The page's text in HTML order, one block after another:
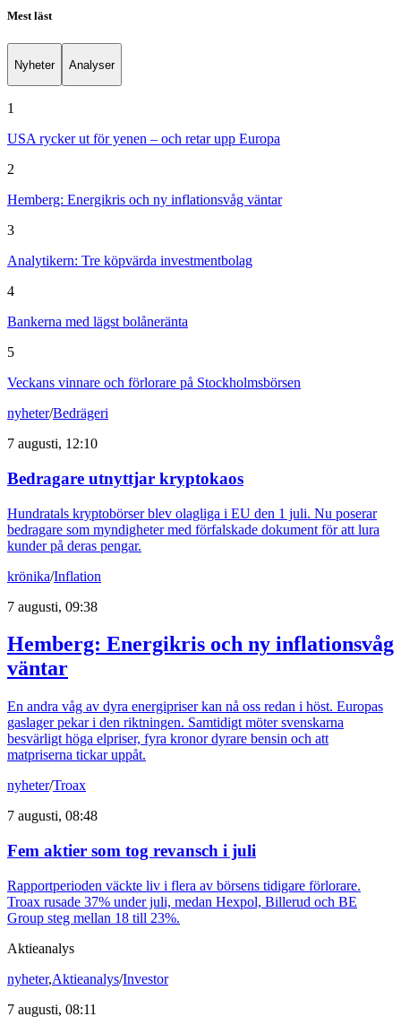
Mest läst
Nyheter Analyser
1
USA rycker ut för yenen – och retar upp Europa
2
Hemberg: Energikris och ny inflationsvåg väntar
3
Analytikern: Tre köpvärda investmentbolag
4
Bankerna med lägst bolåneränta
5
Veckans vinnare och förlorare på Stockholmsbörsen
nyheter/Bedrägeri
7 augusti, 12:10
Bedragare utnyttjar kryptokaos
Hundratals kryptobörser blev olagliga i EU den 1 juli. Nu poserar
bedragare som myndigheter med förfalskade dokument för att lura
kunder på deras pengar.
krönika/Inflation
7 augusti, 09:38
Hemberg: Energikris och ny inflationsvåg
väntar
En andra våg av dyra energipriser kan nå oss redan i höst. Europas
gaslager pekar i den riktningen. Samtidigt möter svenskarna
besvärligt höga elpriser, fyra kronor dyrare bensin och att
matpriserna tickar uppåt.
nyheter/Troax
7 augusti, 08:48
Fem aktier som tog revansch i juli
Rapportperioden väckte liv i flera av börsens tidigare förlorare.
Troax rusade 37% under juli, medan Hexpol, Billerud och BE
Group steg mellan 18 till 23%.
Aktieanalys
nyheter,Aktieanalys/Investor
7 augusti, 08:11